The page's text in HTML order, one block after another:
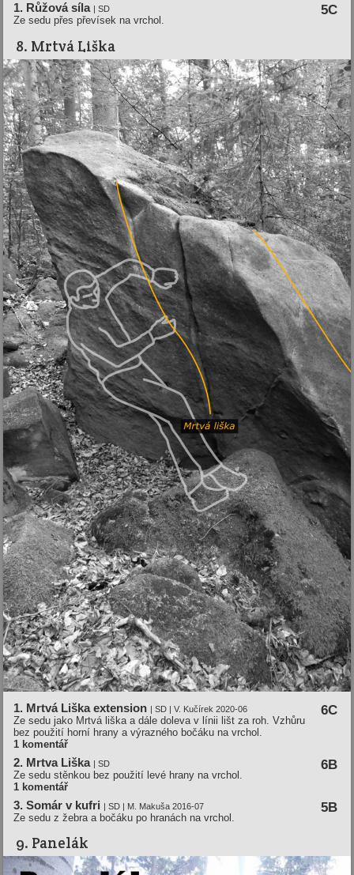
1. Růžová síla | SD 5C
Ze sedu přes převísek na vrchol.
8. Mrtvá Liška
1. Mrtvá Liška extension | SD | V. Kučírek 2020-06 6C
Ze sedu jako Mrtvá liška a dále doleva v línii lišt za roh. Vzhůru
bez použití horní hrany a výrazného bočáku na vrchol.
1 komentář
2. Mrtva Liška | SD 6B
Ze sedu stěnkou bez použití levé hrany na vrchol.
1 komentář
3. Somár v kufri | SD | M. Makuša 2016-07 5B
Ze sedu z žebra a bočáku po hranách na vrchol.
9. Panelák